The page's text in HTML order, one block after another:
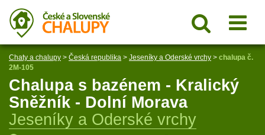
Chaty a chalupy > Česká republika > Jeseníky a Oderské vrchy > chalupa č.
2M-105
Chalupa s bazénem - Kralický
Sněžník - Dolní Morava
Jeseníky a Oderské vrchy